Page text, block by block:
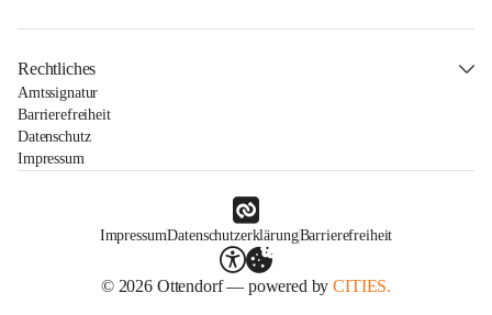
Rechtliches
Amtssignatur
Barrierefreiheit
Datenschutz
Impressum
ImpressumDatenschutzerklärungBarrierefreiheit
© 2026 Ottendorf — powered byCITIES.